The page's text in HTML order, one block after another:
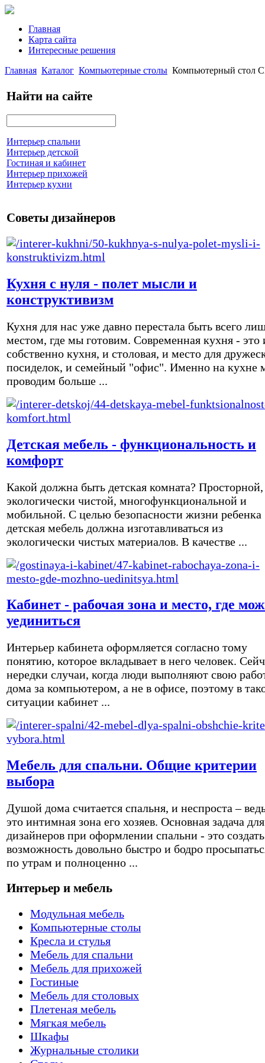
Главная
Карта сайта
Интересные решения
Главная Каталог Компьютерные столы Компьютерный стол
Найти на сайте
Интерьер спальни
Интерьер детской
Гостиная и кабинет
Интерьер прихожей
Интерьер кухни
Советы дизайнеров
Кухня с нуля - полет мысли и
конструктивизм
Кухня для нас уже давно перестала быть всего
местом, где мы готовим. Современная кухня - это
собственно кухня, и столовая, и место для
посиделок, и семейный "офис". Именно на кухне
проводим больше ...
Детская мебель - функциональность и
комфорт
Какой должна быть детская комната? Просторной,
экологически чистой, многофункциональной и
мобильной. С целью безопасности жизни ребенка
детская мебель должна изготавливаться из
экологически чистых материалов. В качестве ...
Кабинет - рабочая зона и место, где
уединиться
Интерьер кабинета оформляется согласно тому
понятию, которое вкладывает в него человек.
нередки случаи, когда люди выполняют свою
дома за компьютером, а не в офисе, поэтому в
ситуации кабинет ...
Мебель для спальни. Общие критерии
выбора
Душой дома считается спальня, и неспроста –
это интимная зона его хозяев. Основная задача для
дизайнеров при оформлении спальни - это создать
возможность довольно быстро и бодро
по утрам и полноценно ...
Интерьер и мебель
Модульная мебель
Компьютерные столы
Кресла и стулья
Мебель для спальни
Мебель для прихожей
Гостиные
Мебель для столовых
Плетеная мебель
Мягкая мебель
Шкафы
Журнальные столики